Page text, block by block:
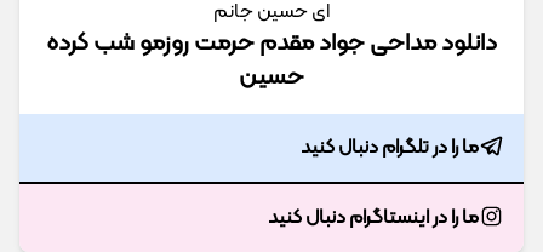
ای حسین جانم
دانلود مداحی جواد مقدم حرمت روزمو شب کرده
حسین
ما را در تلگرام دنبال کنید
ما را در اینستاگرام دنبال کنید